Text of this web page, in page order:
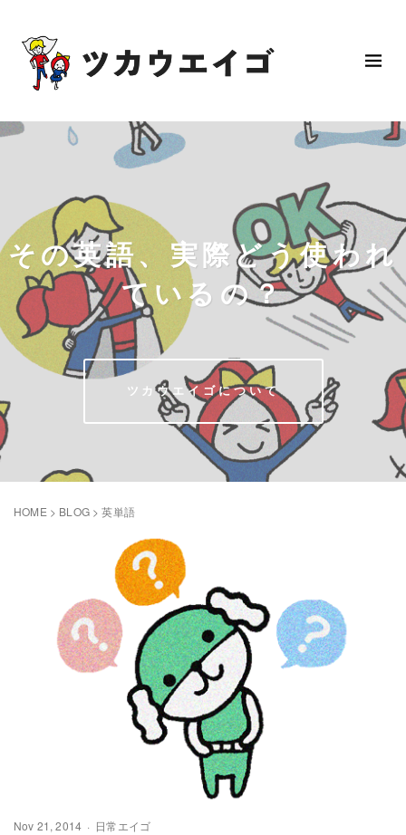
その英語、実際どう使われ
ているの？
ツカウエイゴについて
HOME > BLOG>英単語
Nov 21, 2014 日常エイゴ